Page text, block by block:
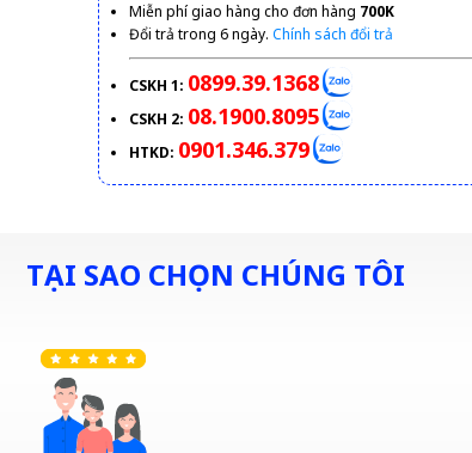
Miễn phí giao hàng cho đơn hàng 700K
Đổi trả trong 6 ngày. Chính sách đổi trả
CSKH 1: 0899.39.1368
CSKH 2: 08.1900.8095
HTKD: 0901.346.379
TẠI SAO CHỌN CHÚNG TÔI